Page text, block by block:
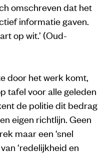
omschreven dat het
informatie gaven.
op wit.’ (Oud-
door het werk komt,
tafel voor alle geleden
de politie dit bedrag
eigen richtlijn. Geen
maar een ‘snel
‘redelijkheid en